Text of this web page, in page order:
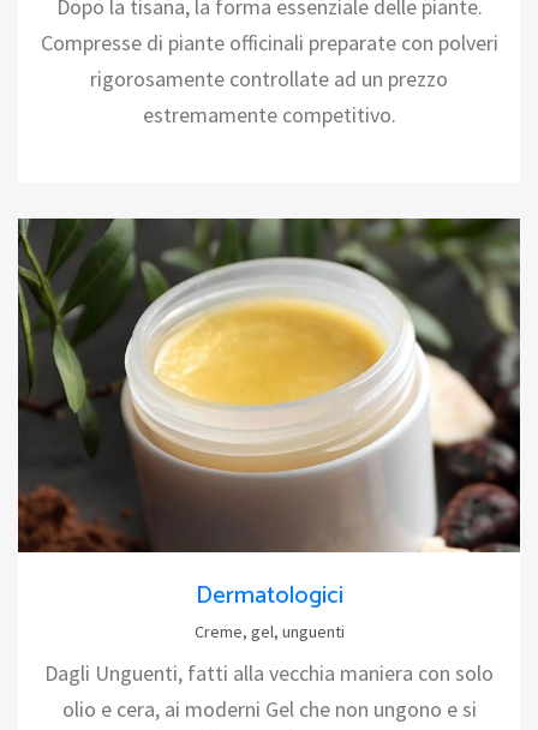
Dopo la tisana, la forma essenziale delle piante.
Compresse di piante officinali preparate con polveri
rigorosamente controllate ad un prezzo
estremamente competitivo.
Dermatologici
Creme, gel, unguenti
Dagli Unguenti, fatti alla vecchia maniera con solo
olio e cera, ai moderni Gel che non ungono e si